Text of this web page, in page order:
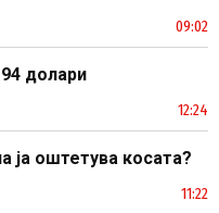
09:02
долари
12:24
ја оштетува косата?
11:22